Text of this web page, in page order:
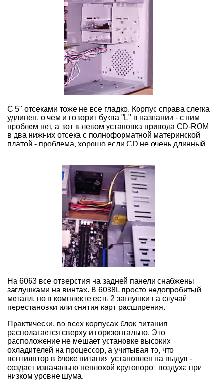
С 5" отсеками тоже не все гладко. Корпус справа слегка
удлинен, о чем и говорит буква "L" в названии - с ним
проблем нет, а вот в левом установка привода CD-ROM
в два нижних отсека с полноформатной материнской
платой - проблема, хорошо если CD не очень длинный.
На 6063 все отверстия на задней панели снабжены
заглушками на винтах. В 6038L просто недопробитый
металл, но в комплекте есть 2 заглушки на случай
перестановки или снятия карт расширения.
Практически, во всех корпусах блок питания
располагается сверху и горизонтально. Это
расположение не мешает установке высоких
охладителей на процессор, а учитывая то, что
вентилятор в блоке питания установлен на выдув -
создает изначально неплохой круговорот воздуха при
низком уровне шума.